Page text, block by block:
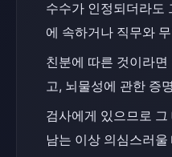
수수가 인정되더라도
에 속하거나 직무와
친분에 따른 것이라
고, 뇌물성에 관한 증
검사에게 있으므로
남는 이상 의심스러울